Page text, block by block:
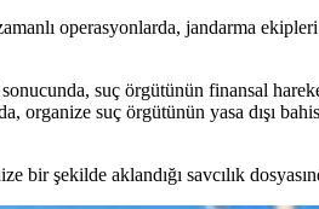
operasyonlarda, jandarma
suç örgütünün finansal
organize suç örgütünün yasa dışı
şekilde aklandığı savcılık